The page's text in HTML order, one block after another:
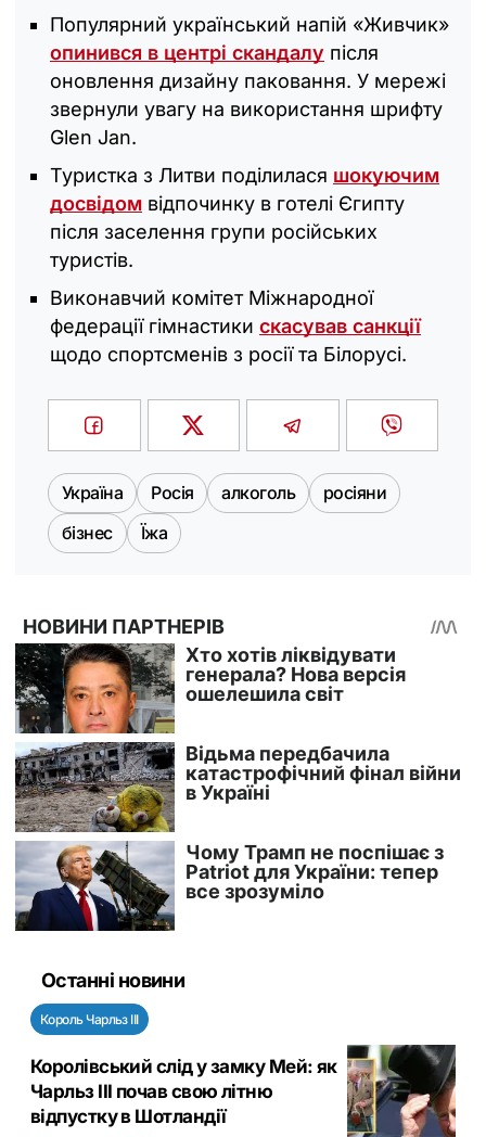
Популярний український напій «Живчик»
опинився в центрі скандалу після
оновлення дизайну паковання. У мережі
звернули увагу на використання шрифту
Glen Jan.
Туристка з Литви поділилася шокуючим
досвідом відпочинку в готелі Єгипту
після заселення групи російських
туристів.
Виконавчий комітет Міжнародної
федерації гімнастики скасував санкції
щодо спортсменів з росії та Білорусі.
Україна Росія алкоголь
росіяни
бізнес
Їжа
Останні новини
Король Чарльз III
Королівський слід у замку Мей: як
Чарльз III почав свою літню
відпустку в Шотландії